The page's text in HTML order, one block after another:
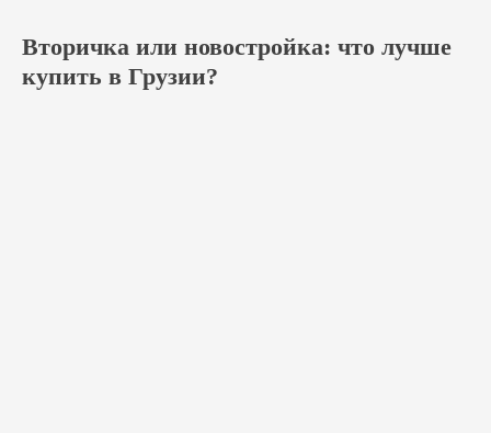
Вторичка или новостройка: что лучше
купить в Грузии?